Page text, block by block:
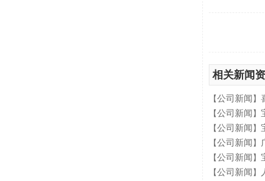
相关新闻
【公司新闻 】
【公司新闻 】
【公司新闻 】
【公司新闻 】
【公司新闻 】
【公司新闻 】